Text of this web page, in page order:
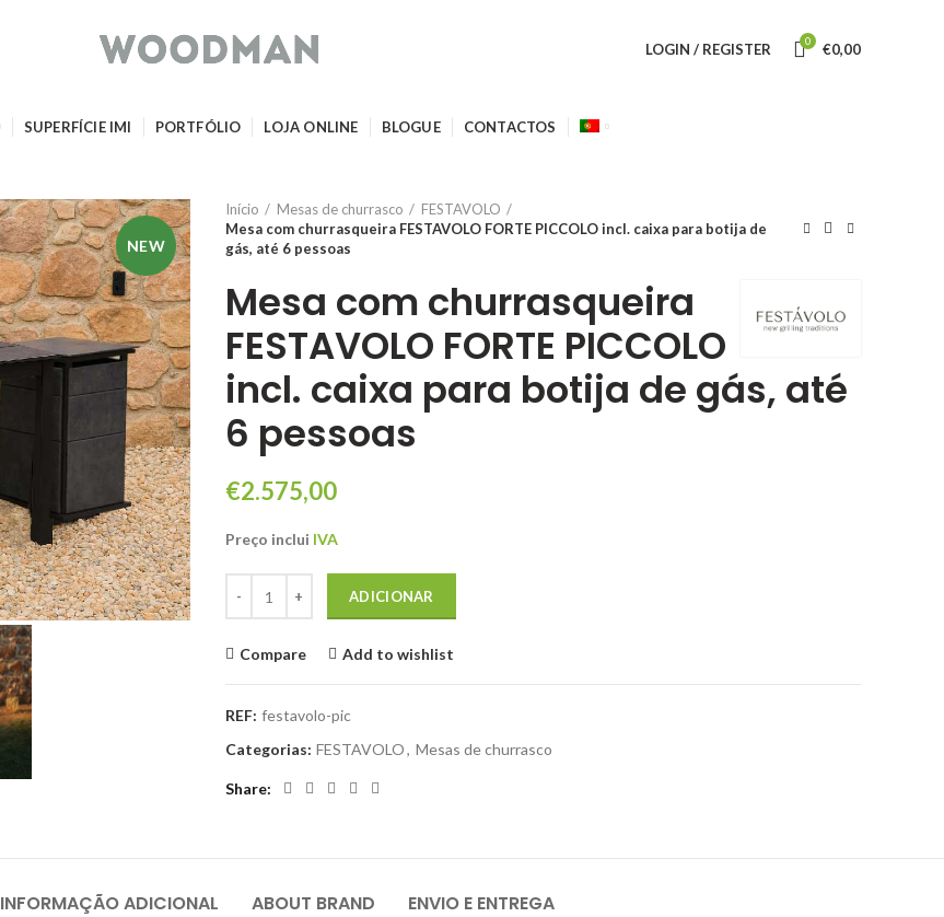
LOGIN / REGISTER 0 €0,00
SUPERFÍCIE IMI PORTFÓLIO LOJA ONLINE BLOGUE CONTACTOS
NEW
Início Mesas de churrasco
FESTAVOLO
Mesa com churrasqueira FESTAVOLO FORTE PICCOLO incl. caixa para botija de
gás, até 6 pessoas
Mesa com churrasqueira
FESTAVOLO FORTE PICCOLO
incl. caixa para botija de gás, até
6 pessoas
€2.575,00
Preço inclui IVA
ADICIONAR
Compare Add to wishlist
REF: festavolo-pic
Categorias: FESTAVOLO, Mesas de churrasco
Share
INFORMAÇÃO ADICIONAL ABOUT BRAND ENVIO E ENTREGA